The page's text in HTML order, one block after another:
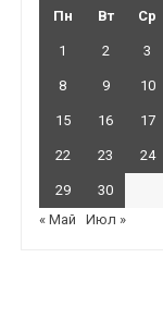
Пн Вт Ср
1 2 3
8 9 10
15 16 17
22 23 24
29
30
« Май
Июл »